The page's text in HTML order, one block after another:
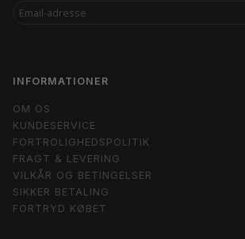
EMAIL-
ADRESSE
INFORMATIONER
OM OS
KUNDESERVICE
FORTROLIGHEDSPOLITIK
FRAGT & LEVERING
VILKÅR OG BETINGELSER
SIKKER BETALING
FORTRYD KØBET